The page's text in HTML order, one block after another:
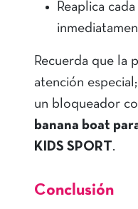
Reaplica
Recuerda que la
atención
un bloqueador
banana boat
KIDS SPORT.
Conclusión